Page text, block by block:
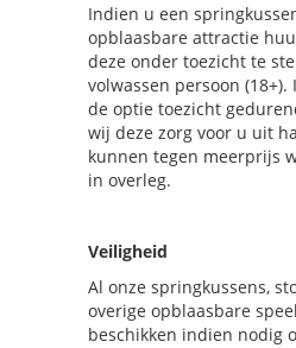
Indien u een
opblaasbare attractie
deze onder toezicht te
volwassen persoon
de optie toezicht
wij deze zorg voor u uit
kunnen tegen meerprijs
in overleg.
Veiligheid
Al onze springkussens,
overige opblaasbare
beschikken indien nodig